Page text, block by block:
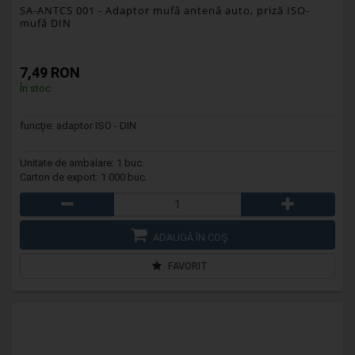
SA-ANTCS 001 - Adaptor mufă antenă auto, priză ISO-
mufă DIN
7,49 RON
În stoc
funcţie: adaptor ISO - DIN
Unitate de ambalare: 1 buc.
Carton de export: 1 000 buc.
ADAUGĂ ÎN COŞ
FAVORIT